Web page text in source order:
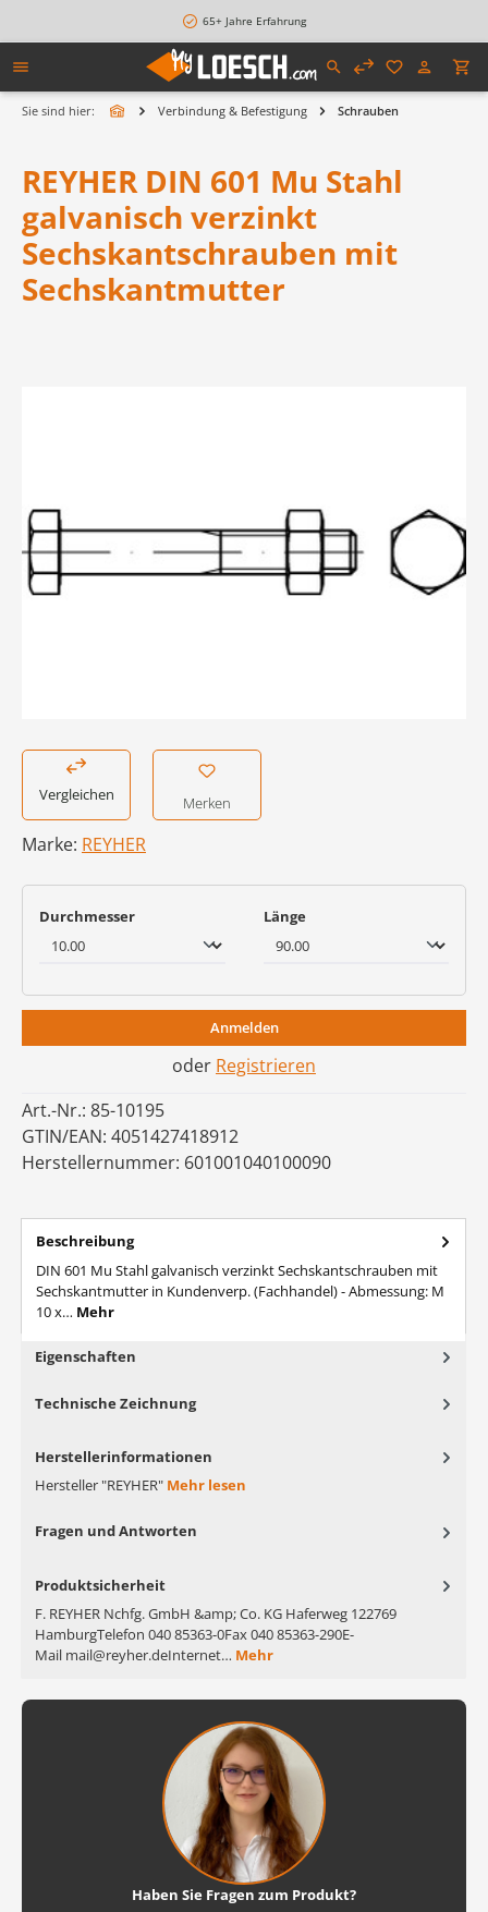
65+ Jahre Erfahrung
Sie sind hier: Verbindung & Befestigung Schrauben
REYHER DIN 601 Mu Stahl
galvanisch verzinkt
Sechskantschrauben mit
Sechskantmutter
Vergleichen Merken
Marke: REYHER
Durchmesserauswählen Längeauswählen
Anmelden
oder Registrieren
Art.-Nr.: 85-10195
GTIN/EAN: 4051427418912
Herstellernummer: 601001040100090
Beschreibung
DIN 601 Mu Stahl galvanisch verzinkt Sechskantschrauben mit
Sechskantmutter in Kundenverp. (Fachhandel) - Abmessung: M
10 x… Mehr
Eigenschaften
Technische Zeichnung
Herstellerinformationen
Hersteller "REYHER" Mehr lesen
Fragen und Antworten
Produktsicherheit
F. REYHER Nchfg. GmbH &amp; Co. KG Haferweg 122769
HamburgTelefon 040 85363-0Fax 040 85363-290E-
Mail mail@reyher.deInternet… Mehr
Haben Sie Fragen zum Produkt?